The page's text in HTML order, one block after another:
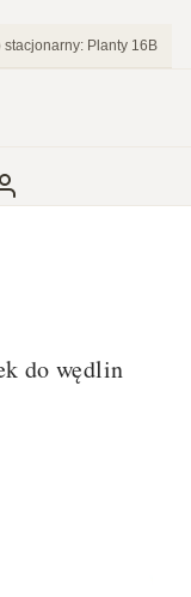
stacjonarny: Planty 16B
w koszyku: 0.
się
do wędlin